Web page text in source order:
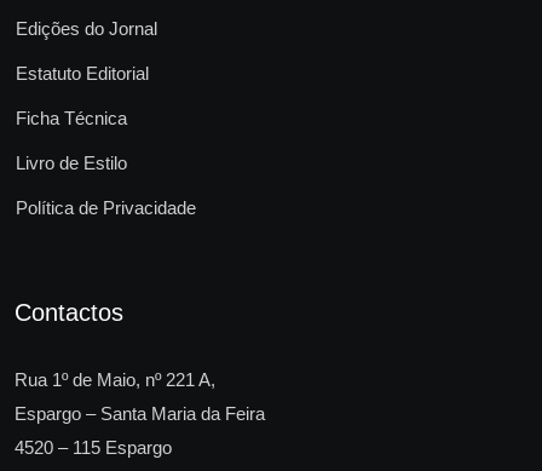
Edições do Jornal
Estatuto Editorial
Ficha Técnica
Livro de Estilo
Política de Privacidade
Contactos
Rua 1º de Maio, nº 221 A,
Espargo – Santa Maria da Feira
4520 – 115 Espargo